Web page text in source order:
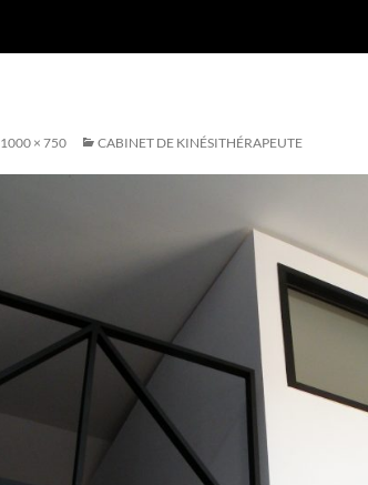
1000 × 750 CABINET DE KINÉSITHÉRAPEUTE